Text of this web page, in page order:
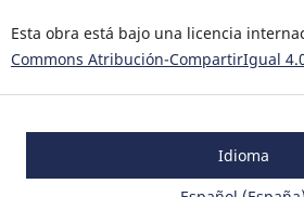
Esta obra está bajo una licencia
Commons Atribución-CompartirIgual
Idioma